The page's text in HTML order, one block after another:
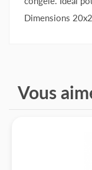
Dimensions
Vous